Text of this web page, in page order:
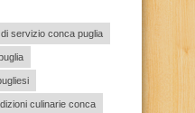
servizio conca puglia
culinarie conca